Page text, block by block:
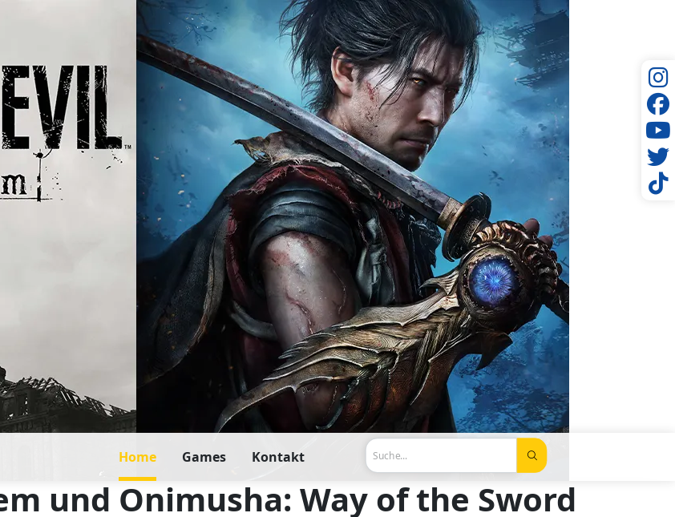
Home Games Kontakt Suche...
und Onimusha: Way of the Sword